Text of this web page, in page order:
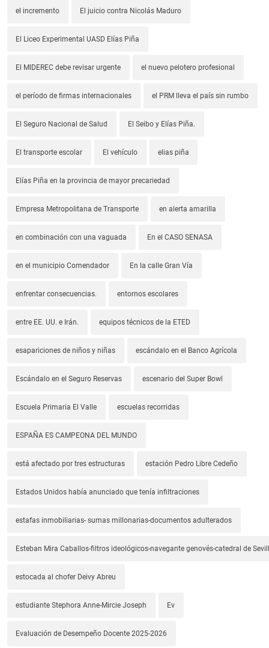
el incremento El juicio contra Nicolás Maduro
El Liceo Experimental UASD Elías Piña
El MIDEREC debe revisar urgente el nuevo pelotero profesional
el período de firmas internacionales el PRM lleva el país sin rumbo
El Seguro Nacional de Salud El Seibo y Elías Piña.
El transporte escolar El vehículo elias piña
Elías Piña en la provincia de mayor precariedad
Empresa Metropolitana de Transporte en alerta amarilla
en combinación con una vaguada En el CASO SENASA
en el municipio Comendador En la calle Gran Vía
enfrentar consecuencias. entornos escolares
entre EE. UU. e Irán. equipos técnicos de la ETED
esapariciones de niños y niñas escándalo en el Banco Agrícola
Escándalo en el Seguro Reservas escenario del Super Bowl
Escuela Primaria El Valle escuelas recorridas
ESPAÑA ES CAMPEONA DEL MUNDO
está afectado por tres estructuras estación Pedro Libre Cedeño
Estados Unidos había anunciado que tenía infiltraciones
estafas inmobiliarias- sumas millonarias-documentos adulterados
Esteban Mira Caballos-filtros ideológicos-navegante genovés-catedral de
estocada al chofer Deivy Abreu
estudiante Stephora Anne-Mircie Joseph Ev
Evaluación de Desempeño Docente 2025-2026